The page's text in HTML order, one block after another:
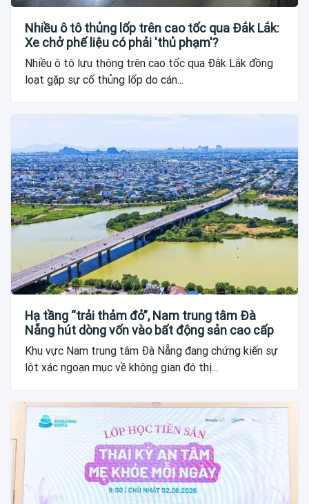
Nhiều ô tô thủng lốp trên cao tốc qua Đắk Lắk:
Xe chở phế liệu có phải 'thủ phạm'?
Nhiều ô tô lưu thông trên cao tốc qua Đắk Lắk đồng
loạt gặp sự cố thủng lốp do cán...
Hạ tầng “trải thảm đỏ”, Nam trung tâm Đà
Nẵng hút dòng vốn vào bất động sản cao cấp
Khu vực Nam trung tâm Đà Nẵng đang chứng kiến sự
lột xác ngoạn mục về không gian đô thị...